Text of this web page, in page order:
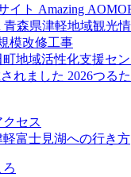
セス
富士見湖への行き方